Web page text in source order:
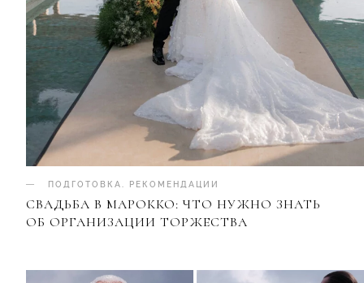
ПОДГОТОВКА. РЕКОМЕНДАЦИИ
СВАДЬБА В МАРОККО: ЧТО НУЖНО ЗНАТЬ
ОБ ОРГАНИЗАЦИИ ТОРЖЕСТВА